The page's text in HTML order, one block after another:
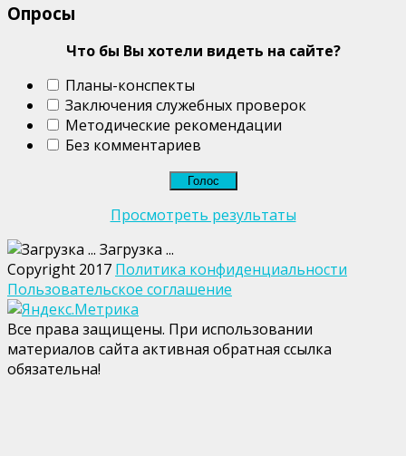
Опросы
Что бы Вы хотели видеть на сайте?
Планы-конспекты
Заключения служебных проверок
Методические рекомендации
Без комментариев
Просмотреть результаты
Загрузка ...
Copyright 2017 Политика конфиденциальности
Пользовательское соглашение
Все права защищены. При использовании
материалов сайта активная обратная ссылка
обязательна!